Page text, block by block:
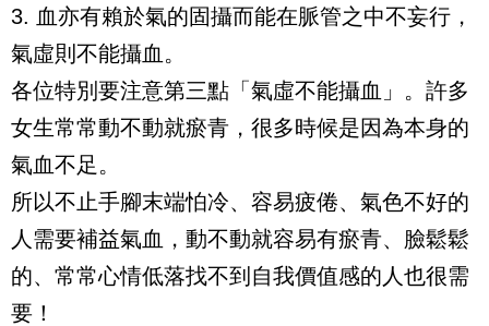
3. 血亦有賴於氣的固攝而能在脈管之中不妄行，
氣虛則不能攝血。
各位特別要注意第三點「氣虛不能攝血」。許多
女生常常動不動就瘀青，很多時候是因為本身的
氣血不足。
所以不止手腳末端怕冷、容易疲倦、氣色不好的
人需要補益氣血，動不動就容易有瘀青、臉鬆鬆
的、常常心情低落找不到自我價值感的人也很需
要！